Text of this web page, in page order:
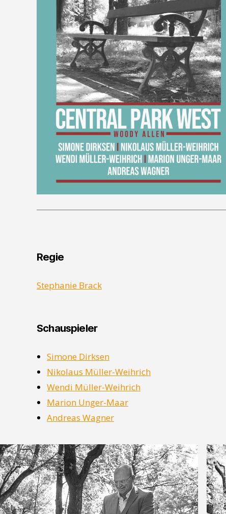
Regie
Stephanie Brack
Schauspieler
Simone Dirksen
Nikolaus Müller-Weihrich
Wendi Müller-Weihrich
Marion Unger-Maar
Andreas Wagner